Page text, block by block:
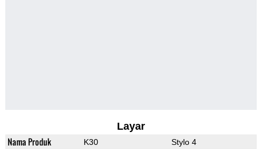
Layar
Nama Produk K30 Stylo 4